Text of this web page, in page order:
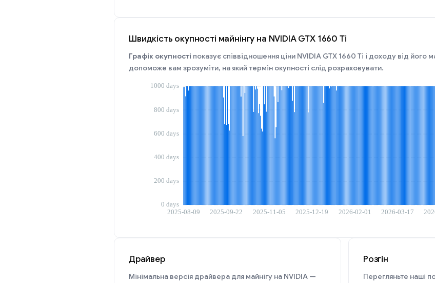
Швидкість окупності майнінгу на NVIDIA GTX 1660 Ti
Графік окупності показує співвідношення ціни NVIDIA GTX 1660 Ti і доходу від його
допоможе вам зрозуміти, на який термін окупності слід розраховувати.
Драйвер
Мінімальна версія драйвера для майнігу на NVIDIA —
Розгін
Перегляньте наші